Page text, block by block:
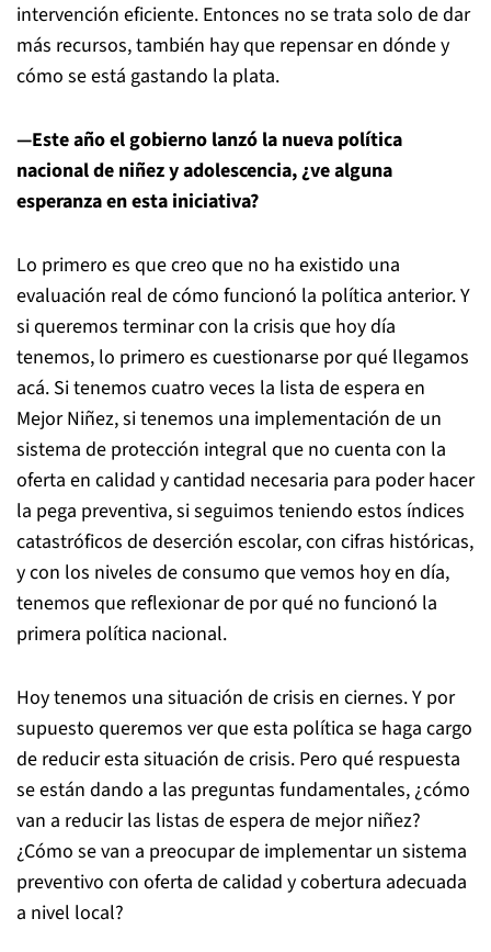
intervención eficiente. Entonces no se trata solo de dar
más recursos, también hay que repensar en dónde y
cómo se está gastando la plata.
—Este año el gobierno lanzó la nueva política
nacional de niñez y adolescencia, ¿ve alguna
esperanza en esta iniciativa?
Lo primero es que creo que no ha existido una
evaluación real de cómo funcionó la política anterior. Y
si queremos terminar con la crisis que hoy día
tenemos, lo primero es cuestionarse por qué llegamos
acá. Si tenemos cuatro veces la lista de espera en
Mejor Niñez, si tenemos una implementación de un
sistema de protección integral que no cuenta con la
oferta en calidad y cantidad necesaria para poder hacer
la pega preventiva, si seguimos teniendo estos índices
catastróficos de deserción escolar, con cifras históricas,
y con los niveles de consumo que vemos hoy en día,
tenemos que reflexionar de por qué no funcionó la
primera política nacional.
Hoy tenemos una situación de crisis en ciernes. Y por
supuesto queremos ver que esta política se haga cargo
de reducir esta situación de crisis. Pero qué respuesta
se están dando a las preguntas fundamentales, ¿cómo
van a reducir las listas de espera de mejor niñez?
¿Cómo se van a preocupar de implementar un sistema
preventivo con oferta de calidad y cobertura adecuada
a nivel local?